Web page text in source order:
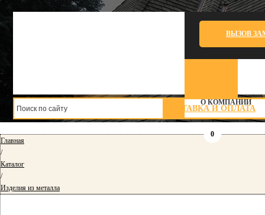
ВЫЗОВ
О КОМПАНИИ
0
ДОСТАВКА И ОПЛАТА
Главная
/
Каталог
/
Изделия из металла